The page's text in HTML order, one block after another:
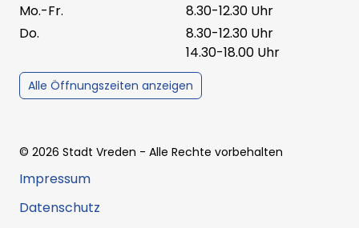
Mo.-Fr.
8.30-12.30 Uhr
Do.
8.30-12.30 Uhr
14.30-18.00 Uhr
Alle Öffnungszeiten anzeigen
© 2026 Stadt Vreden - Alle Rechte vorbehalten
Impressum
Datenschutz